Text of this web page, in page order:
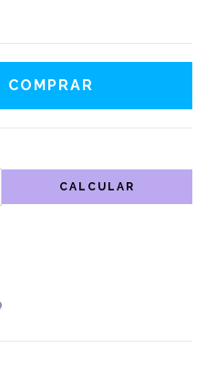
CALCULAR